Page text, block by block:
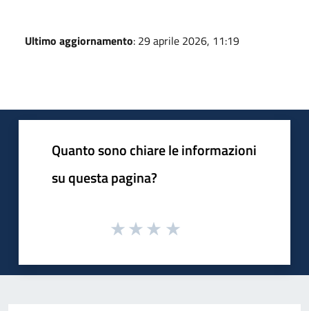
Ultimo aggiornamento: 29 aprile 2026, 11:19
Quanto sono chiare le informazioni
su questa pagina?